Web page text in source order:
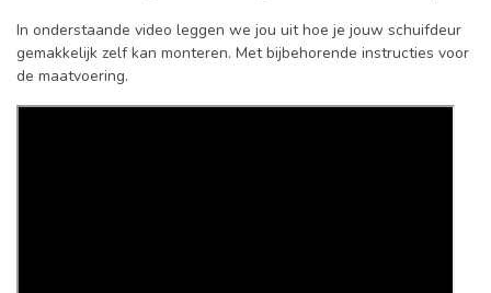
In onderstaande video leggen we jou uit hoe je jouw schuifdeur
gemakkelijk zelf kan monteren. Met bijbehorende instructies voor
de maatvoering.